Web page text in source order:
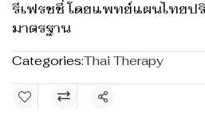
รีเฟรชชี่ โดยแพทย์แผนไทยป
มาตรฐาน
Categories:Thai Therapy
Share